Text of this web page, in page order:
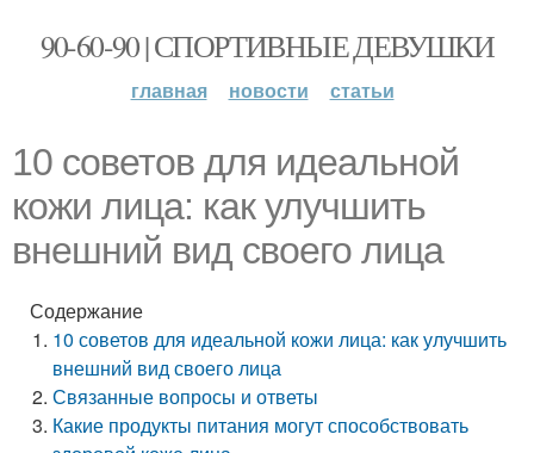
90-60-90 | СПОРТИВНЫЕ ДЕВУШКИ
главная новости статьи
10 советов для идеальной
кожи лица: как улучшить
внешний вид своего лица
Содержание
10 советов для идеальной кожи лица: как улучшить
внешний вид своего лица
Связанные вопросы и ответы
Какие продукты питания могут способствовать